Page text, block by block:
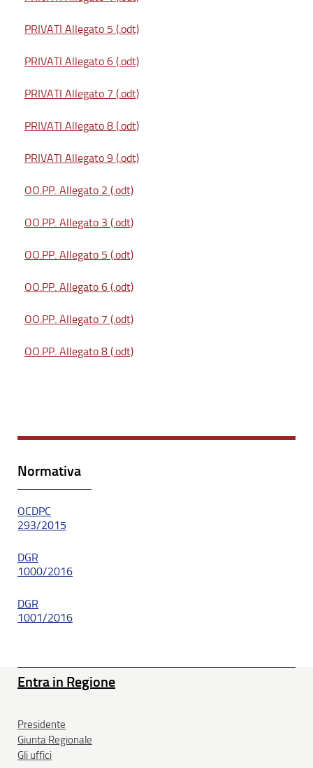
PRIVATI Allegato 5 (.odt)
PRIVATI Allegato 6 (.odt)
PRIVATI Allegato 7 (.odt)
PRIVATI Allegato 8 (.odt)
PRIVATI Allegato 9 (.odt)
OO.PP. Allegato 2 (.odt)
OO.PP. Allegato 3 (.odt)
OO.PP. Allegato 5 (.odt)
OO.PP. Allegato 6 (.odt)
OO.PP. Allegato 7 (.odt)
OO.PP. Allegato 8 (.odt)
Normativa
OCDPC
293/2015
DGR
1000/2016
DGR
1001/2016
Entra in Regione
Presidente
Giunta Regionale
Gli uffici